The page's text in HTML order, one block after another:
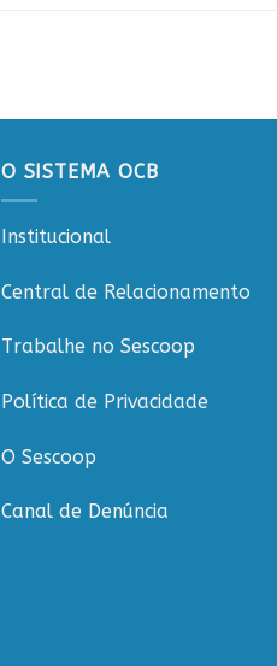
O SISTEMA OCB
Institucional
Central de Relacionamento
Trabalhe no Sescoop
Política de Privacidade
O Sescoop
Canal de Denúncia